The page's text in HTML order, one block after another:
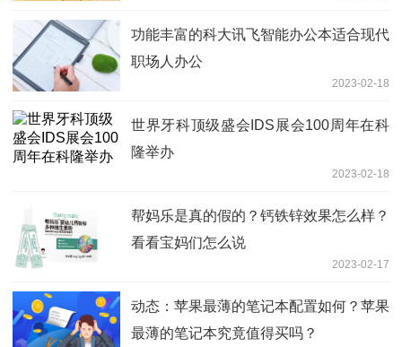
功能丰富的科大讯飞智能办公本适合现代
职场人办公
2023-02-18
世界牙科顶级盛会IDS展会100周年在科
隆举办
2023-02-18
帮妈乐是真的假的？钙铁锌效果怎么样？
看看宝妈们怎么说
2023-02-17
动态：苹果最薄的笔记本配置如何？苹果
最薄的笔记本究竟值得买吗？